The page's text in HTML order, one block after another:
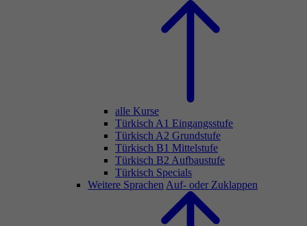
alle Kurse
Türkisch A1 Eingangsstufe
Türkisch A2 Grundstufe
Türkisch B1 Mittelstufe
Türkisch B2 Aufbaustufe
Türkisch Specials
Weitere Sprachen Auf- oder Zuklappen